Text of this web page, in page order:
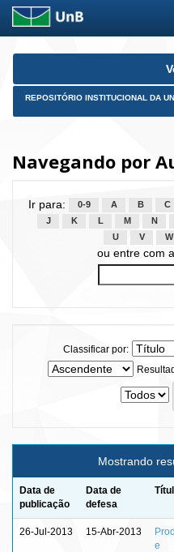
Skip
REPOSITÓRIO INSTITUCIONAL DA
Navegando por
Ir para: 0-9 A B C
J
K L M N
U
V W
ou entre com
Classificar por:
Mostrando
Data de
publicação
Data de
defesa
26-Jul-2013 15-Abr-2013
e